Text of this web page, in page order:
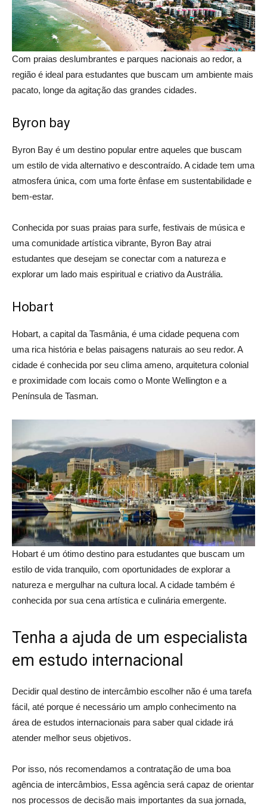
Com praias deslumbrantes e parques nacionais ao redor, a
região é ideal para estudantes que buscam um ambiente mais
pacato, longe da agitação das grandes cidades.
Byron bay
Byron Bay é um destino popular entre aqueles que buscam
um estilo de vida alternativo e descontraído. A cidade tem uma
atmosfera única, com uma forte ênfase em sustentabilidade e
bem-estar.
Conhecida por suas praias para surfe, festivais de música e
uma comunidade artística vibrante, Byron Bay atrai
estudantes que desejam se conectar com a natureza e
explorar um lado mais espiritual e criativo da Austrália.
Hobart
Hobart, a capital da Tasmânia, é uma cidade pequena com
uma rica história e belas paisagens naturais ao seu redor. A
cidade é conhecida por seu clima ameno, arquitetura colonial
e proximidade com locais como o Monte Wellington e a
Península de Tasman.
Hobart é um ótimo destino para estudantes que buscam um
estilo de vida tranquilo, com oportunidades de explorar a
natureza e mergulhar na cultura local. A cidade também é
conhecida por sua cena artística e culinária emergente.
Tenha a ajuda de um especialista
em estudo internacional
Decidir qual destino de intercâmbio escolher não é uma tarefa
fácil, até porque é necessário um amplo conhecimento na
área de estudos internacionais para saber qual cidade irá
atender melhor seus objetivos.
Por isso, nós recomendamos a contratação de uma boa
agência de intercâmbios, Essa agência será capaz de orientar
nos processos de decisão mais importantes da sua jornada,